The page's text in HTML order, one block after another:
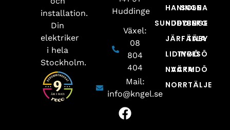
installation.
Din
elektriker
i hela
Stockholm.
Huddinge
Växel:
08
804
404
Mail:
info@kngel.se
HANINGE
HUDDINGE
JÄRFÄLLA
LIDINGÖ
NACKA
NORRTÄLJE
SOLNA
SUNDBYBERG
TÄBY
TYRESÖ
VÄRMDÖ